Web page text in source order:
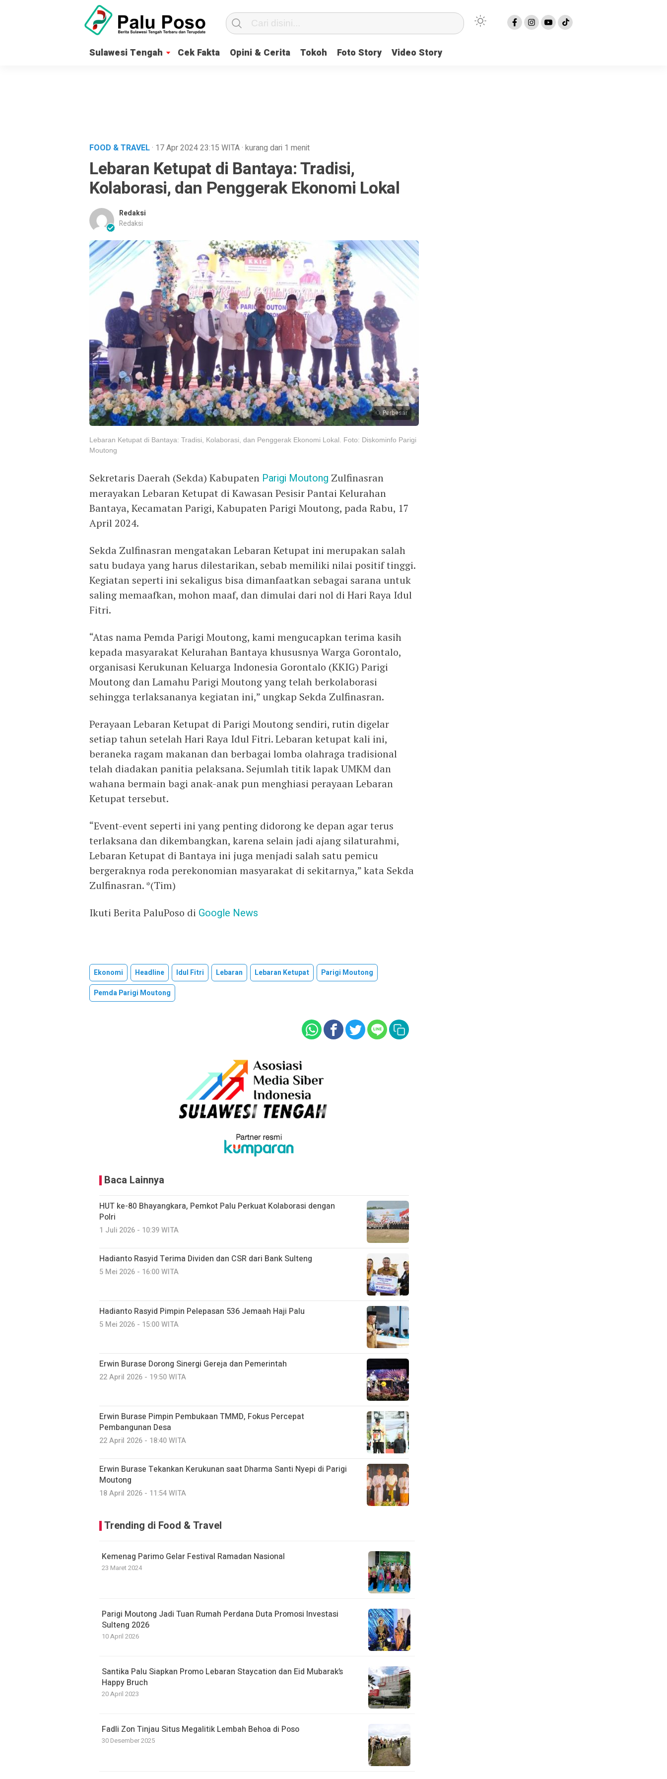
Sulawesi Tengah Cek Fakta Opini & Cerita Tokoh Foto Story Video Story
FOOD & TRAVEL· 17 Apr 202423:15 WITA· kurang dari 1 menit
Lebaran Ketupat di Bantaya: Tradisi,
Kolaborasi, dan Penggerak Ekonomi Lokal
Redaksi
Redaksi
Perbesar
Lebaran Ketupat di Bantaya: Tradisi, Kolaborasi, dan Penggerak Ekonomi Lokal. Foto: Diskominfo Parigi
Moutong
Sekretaris Daerah (Sekda) Kabupaten Parigi Moutong Zulfinasran
merayakan Lebaran Ketupat di Kawasan Pesisir Pantai Kelurahan
Bantaya, Kecamatan Parigi, Kabupaten Parigi Moutong, pada Rabu, 17
April 2024.
Sekda Zulfinasran mengatakan Lebaran Ketupat ini merupakan salah
satu budaya yang harus dilestarikan, sebab memiliki nilai positif tinggi.
Kegiatan seperti ini sekaligus bisa dimanfaatkan sebagai sarana untuk
saling memaafkan, mohon maaf, dan dimulai dari nol di Hari Raya Idul
Fitri.
“Atas nama Pemda Parigi Moutong, kami mengucapkan terima kasih
kepada masyarakat Kelurahan Bantaya khususnya Warga Gorontalo,
organisasi Kerukunan Keluarga Indonesia Gorontalo (KKIG) Parigi
Moutong dan Lamahu Parigi Moutong yang telah berkolaborasi
sehingga terlaksananya kegiatan ini,” ungkap Sekda Zulfinasran.
Perayaan Lebaran Ketupat di Parigi Moutong sendiri, rutin digelar
setiap tahun setelah Hari Raya Idul Fitri. Lebaran ketupat kali ini,
beraneka ragam makanan dan berbagai lomba olahraga tradisional
telah diadakan panitia pelaksana. Sejumlah titik lapak UMKM dan
wahana bermain bagi anak-anak pun menghiasi perayaan Lebaran
Ketupat tersebut.
“Event-event seperti ini yang penting didorong ke depan agar terus
terlaksana dan dikembangkan, karena selain jadi ajang silaturahmi,
Lebaran Ketupat di Bantaya ini juga menjadi salah satu pemicu
bergeraknya roda perekonomian masyarakat di sekitarnya,” kata Sekda
Zulfinasran. *(Tim)
Ikuti Berita PaluPoso di Google News
Ekonomi Headline Idul Fitri Lebaran Lebaran Ketupat
Parigi Moutong
Pemda Parigi Moutong
Baca Lainnya
HUT ke-80 Bhayangkara, Pemkot Palu Perkuat Kolaborasi dengan
Polri
1 Juli 2026 - 10:39 WITA
Hadianto Rasyid Terima Dividen dan CSR dari Bank Sulteng
5 Mei 2026 - 16:00 WITA
Hadianto Rasyid Pimpin Pelepasan 536 Jemaah Haji Palu
5 Mei 2026 - 15:00 WITA
Erwin Burase Dorong Sinergi Gereja dan Pemerintah
22 April 2026 - 19:50 WITA
Erwin Burase Pimpin Pembukaan TMMD, Fokus Percepat
Pembangunan Desa
22 April 2026 - 18:40 WITA
Erwin Burase Tekankan Kerukunan saat Dharma Santi Nyepi di Parigi
Moutong
18 April 2026 - 11:54 WITA
Trending di Food & Travel
Kemenag Parimo Gelar Festival Ramadan Nasional
23 Maret 2024
Parigi Moutong Jadi Tuan Rumah Perdana Duta Promosi Investasi
Sulteng 2026
10 April 2026
Santika Palu Siapkan Promo Lebaran Staycation dan Eid Mubarak’s
Happy Bruch
20 April 2023
Fadli Zon Tinjau Situs Megalitik Lembah Behoa di Poso
30 Desember 2025